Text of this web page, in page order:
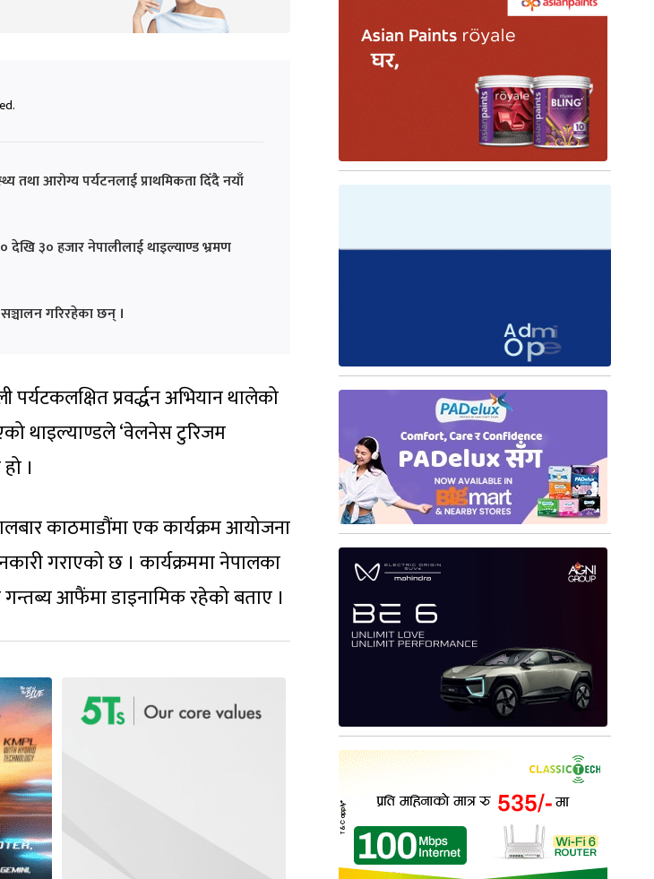
तथा आरोग्य पर्यटनलाई प्राथमिकता दिँदै नयाँ
३० हजार नेपालीलाई थाइल्याण्ड भ्रमण
गरिरहेका छन् ।
प्रवर्द्धन अभियान थालेको
थाइल्याण्डले ‘वेलनेस टुरिजम
।
काठमाडौंमा एक कार्यक्रम आयोजना
गराएको छ । कार्यक्रममा नेपालका
आफैंमा डाइनामिक रहेको बताए ।